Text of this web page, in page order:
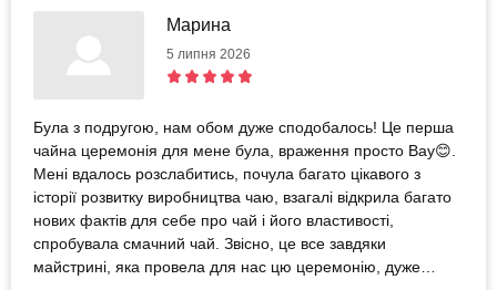
Марина
5 липня 2026
Була з подругою, нам обом дуже сподобалось! Це перша
чайна церемонія для мене була, враження просто Вау😊.
Мені вдалось розслабитись, почула багато цікавого з
історії розвитку виробництва чаю, взагалі відкрила багато
нових фактів для себе про чай і його властивості,
спробувала смачний чай. Звісно, це все завдяки
майстрині, яка провела для нас цю церемонію, дуже